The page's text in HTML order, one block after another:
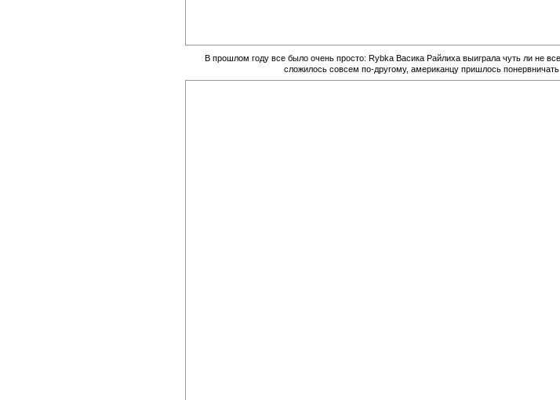
В прошлом году все было очень просто: Rybka Васика Райлиха выиграла чуть ли не
сложилось совсем по-другому, американцу пришлось понервничать